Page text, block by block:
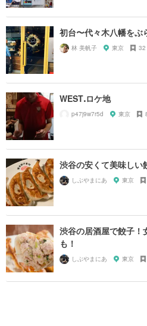
初台〜代々木八幡をぶ
林 美帆子 東京 32
WESTꓸロケ地
p47j9w7r5d 東京
渋谷の安くて美味しい
しぶやまにあ 東京
渋谷の居酒屋で餃子！
も！
しぶやまにあ 東京